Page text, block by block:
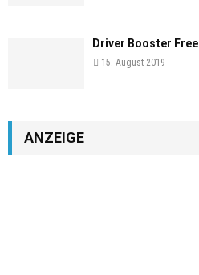
Driver Booster Free
15. August 2019
ANZEIGE